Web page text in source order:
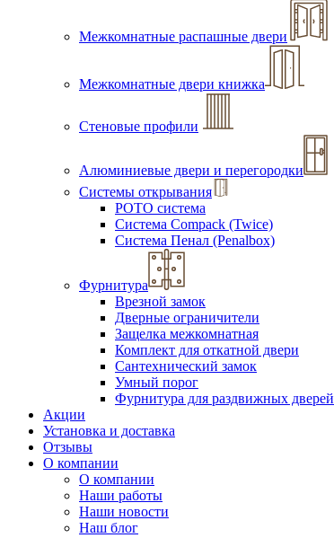
Межкомнатные распашные двери
Межкомнатные двери книжка
Стеновые профили
Алюминиевые двери и перегородки
Системы открывания
РОТО система
Система Compack (Twice)
Система Пенал (Penalbox)
Фурнитура
Врезной замок
Дверные ограничители
Защелка межкомнатная
Комплект для откатной двери
Сантехнический замок
Умный порог
Фурнитура для раздвижных дверей
Акции
Установка и доставка
Отзывы
О компании
О компании
Наши работы
Наши новости
Наш блог